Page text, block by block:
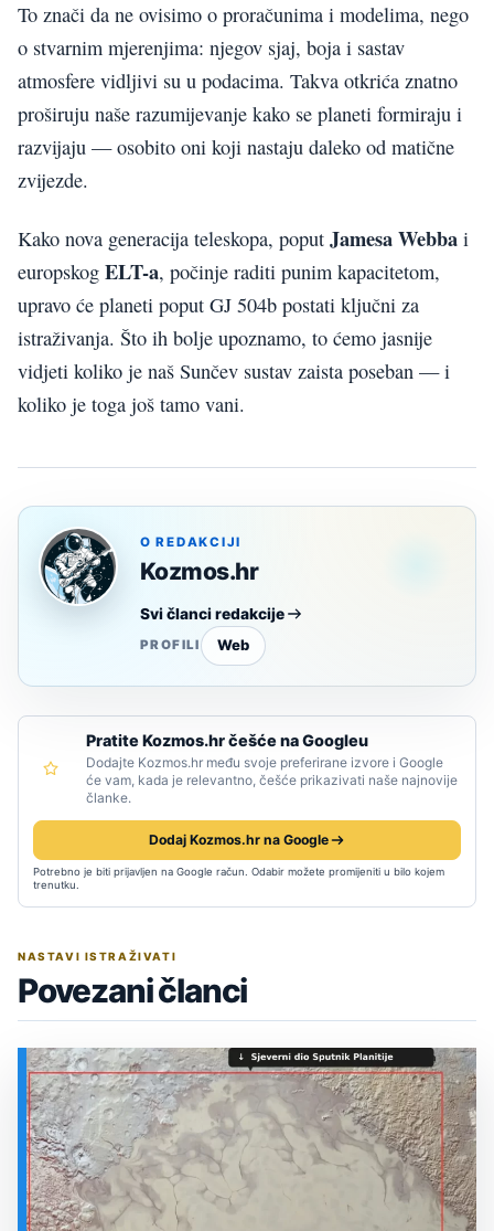
To znači da ne ovisimo o proračunima i modelima, nego
o stvarnim mjerenjima: njegov sjaj, boja i sastav
atmosfere vidljivi su u podacima. Takva otkrića znatno
proširuju naše razumijevanje kako se planeti formiraju i
razvijaju — osobito oni koji nastaju daleko od matične
zvijezde.
Kako nova generacija teleskopa, poput Jamesa Webba i
europskog ELT-a, počinje raditi punim kapacitetom,
upravo će planeti poput GJ 504b postati ključni za
istraživanja. Što ih bolje upoznamo, to ćemo jasnije
vidjeti koliko je naš Sunčev sustav zaista poseban — i
koliko je toga još tamo vani.
O REDAKCIJI
Kozmos.hr
Svi članci redakcije
PROFILI Web
Pratite Kozmos.hr češće na Googleu
Dodajte Kozmos.hr među svoje preferirane izvore i Google
će vam, kada je relevantno, češće prikazivati naše najnovije
članke.
Dodaj Kozmos.hr na Google
Potrebno je biti prijavljen na Google račun. Odabir možete promijeniti u bilo kojem
trenutku.
NASTAVI ISTRAŽIVATI
Povezani članci